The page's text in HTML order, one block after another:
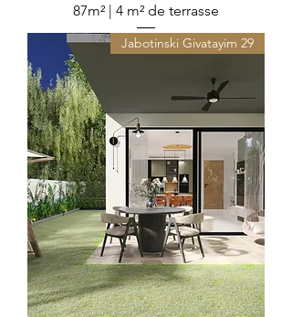
87m² | 4 m² de terrasse
29 Jabotinski Givatayim